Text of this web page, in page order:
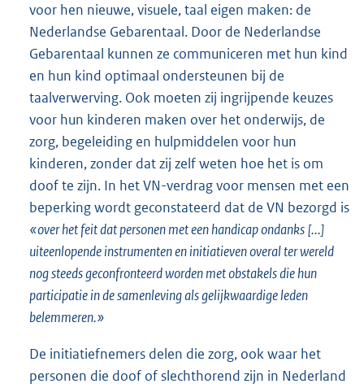
voor hen nieuwe, visuele, taal eigen maken: de
Nederlandse Gebarentaal. Door de Nederlandse
Gebarentaal kunnen ze communiceren met hun kind
en hun kind optimaal ondersteunen bij de
taalverwerving. Ook moeten zij ingrijpende keuzes
voor hun kinderen maken over het onderwijs, de
zorg, begeleiding en hulpmiddelen voor hun
kinderen, zonder dat zij zelf weten hoe het is om
doof te zijn. In het VN-verdrag voor mensen met een
beperking wordt geconstateerd dat de VN bezorgd is
«over het feit dat personen met een handicap ondanks [...]
uiteenlopende instrumenten en initiatieven overal ter wereld
nog steeds geconfronteerd worden met obstakels die hun
participatie in de samenleving als gelijkwaardige leden
belemmeren.»
De initiatiefnemers delen die zorg, ook waar het
personen die doof of slechthorend zijn in Nederland